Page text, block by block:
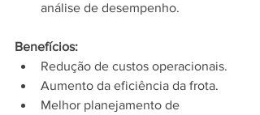
análise de desempenho.
Benefícios:
Redução de custos operacionais.
Aumento da eficiência da frota.
Melhor planejamento de